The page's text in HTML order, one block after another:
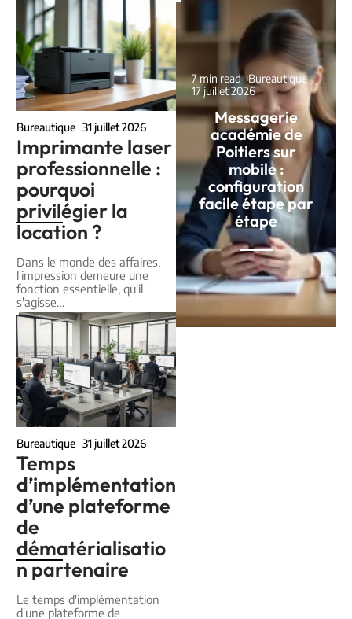
Bureautique 31 juillet 2026
Imprimante laser
professionnelle :
pourquoi
privilégier la
location ?
Dans le monde des affaires,
l'impression demeure une
fonction essentielle, qu'il
s'agisse…
Bureautique 31 juillet 2026
Temps
d’implémentation
d’une plateforme
de
dématérialisatio
n partenaire
Le temps d'implémentation
d'une plateforme de
7 min read Bureautique
17 juillet 2026
Messagerie
académie de
Poitiers sur
mobile :
configuration
facile étape par
étape